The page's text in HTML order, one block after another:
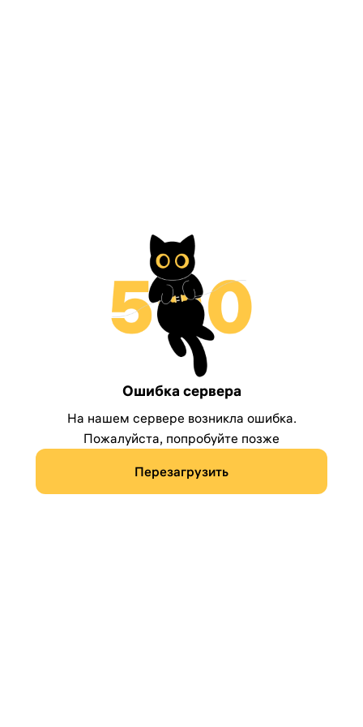
Ошибка сервера
На нашем сервере возникла ошибка.
Пожалуйста, попробуйте позже
Перезагрузить